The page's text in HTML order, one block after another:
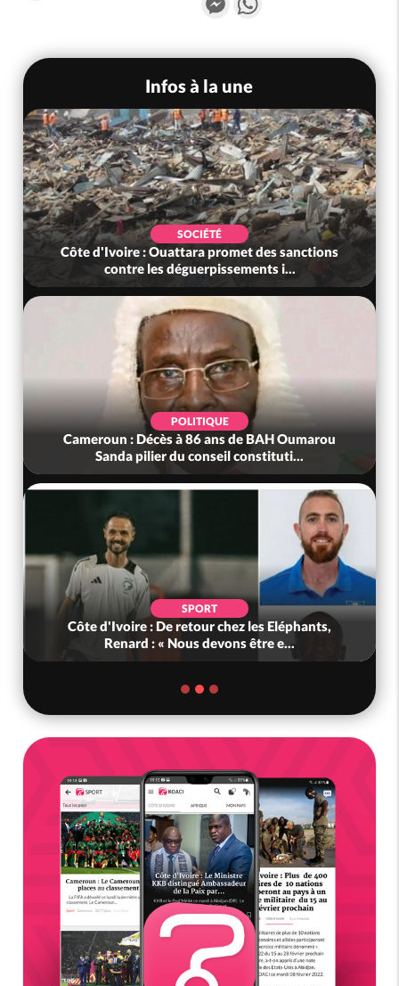
Infos à la une
SOCIÉTÉ
Côte d'Ivoire : Ouattara promet des sanctions
contre les déguerpissements i...
POLITIQUE
Cameroun : Décès à 86 ans de BAH Oumarou
Sanda pilier du conseil constituti...
SPORT
Côte d'Ivoire : De retour chez les Eléphants,
Renard : « Nous devons être e...